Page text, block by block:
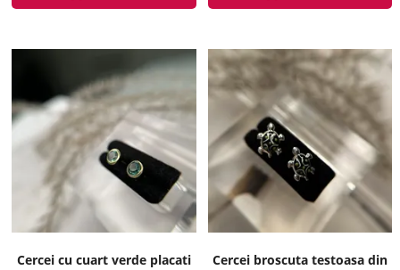
Cercei cu cuart verde placati
Cercei broscuta testoasa din